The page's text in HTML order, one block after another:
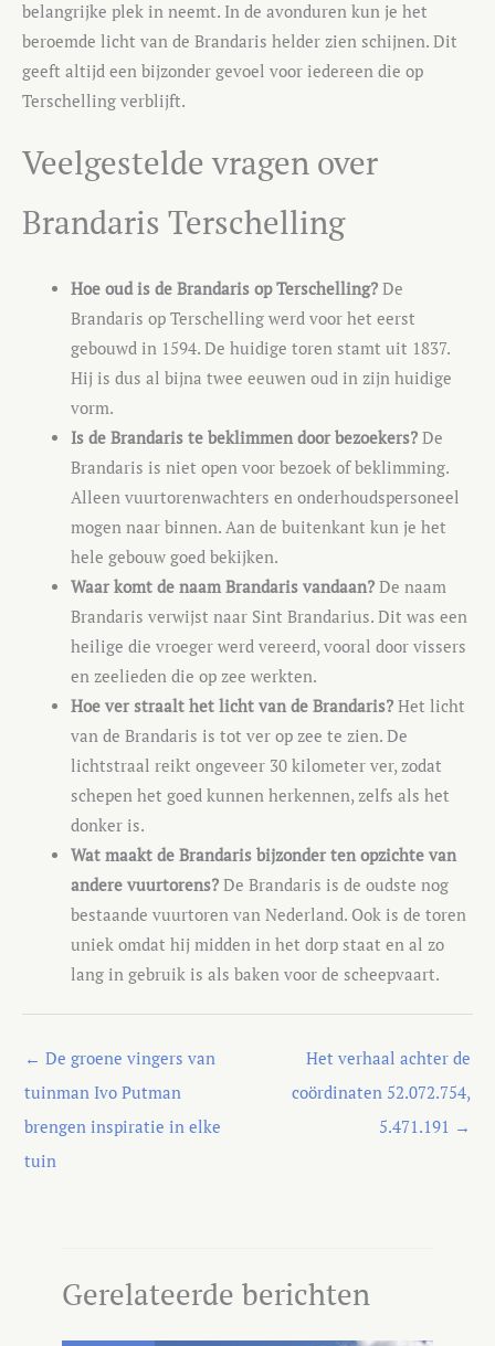
belangrijke plek in neemt. In de avonduren kun je het
beroemde licht van de Brandaris helder zien schijnen. Dit
geeft altijd een bijzonder gevoel voor iedereen die op
Terschelling verblijft.
Veelgestelde vragen over
Brandaris Terschelling
Hoe oud is de Brandaris op Terschelling?De
Brandaris op Terschelling werd voor het eerst
gebouwd in 1594. De huidige toren stamt uit 1837.
Hij is dus al bijna twee eeuwen oud in zijn huidige
vorm.
Is de Brandaris te beklimmen door bezoekers?De
Brandaris is niet open voor bezoek of beklimming.
Alleen vuurtorenwachters en onderhoudspersoneel
mogen naar binnen. Aan de buitenkant kun je het
hele gebouw goed bekijken.
Waar komt de naam Brandaris vandaan?De naam
Brandaris verwijst naar Sint Brandarius. Dit was een
heilige die vroeger werd vereerd, vooral door vissers
en zeelieden die op zee werkten.
Hoe ver straalt het licht van de Brandaris?Het licht
van de Brandaris is tot ver op zee te zien. De
lichtstraal reikt ongeveer 30 kilometer ver, zodat
schepen het goed kunnen herkennen, zelfs als het
donker is.
Wat maakt de Brandaris bijzonder ten opzichte van
andere vuurtorens?De Brandaris is de oudste nog
bestaande vuurtoren van Nederland. Ook is de toren
uniek omdat hij midden in het dorp staat en al zo
lang in gebruik is als baken voor de scheepvaart.
← De groene vingers van
tuinman Ivo Putman
brengen inspiratie in elke
tuin
Het verhaal achter de
coördinaten 52.072.754,
5.471.191 →
Gerelateerde berichten